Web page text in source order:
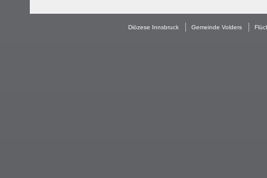
Diözese Innsbruck Gemeinde Volders